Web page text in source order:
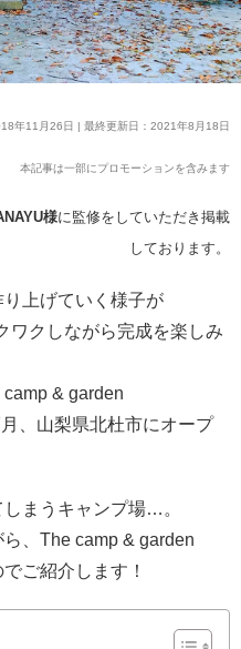
年11月26日 | 最終更新日：2021年8月18日
本記事は一部にプロモーションを含みます
様に監修をしていただき掲載
しております。
上げていく様子が
ワクしながら完成を楽しみ
& garden
、山梨県北杜市にオープ
まうキャンプ場…。
、The camp & garden
ご紹介します ！